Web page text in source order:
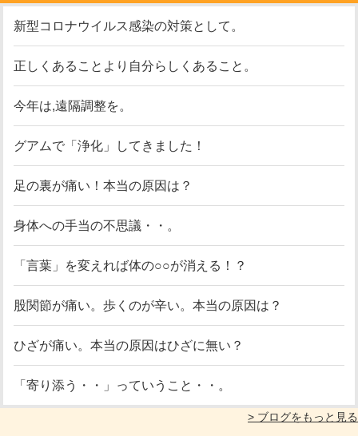
新型コロナウイルス感染の対策として。
正しくあることより自分らしくあること。
今年は,遠隔調整を。
グアムで「浄化」してきました！
足の裏が痛い！本当の原因は？
身体への手当の不思議・・。
「言葉」を変えれば体の○○が消える！？
股関節が痛い。歩くのが辛い。本当の原因は？
ひざが痛い。本当の原因はひざに無い？
「寄り添う・・」っていうこと・・。
> ブログをもっと見る